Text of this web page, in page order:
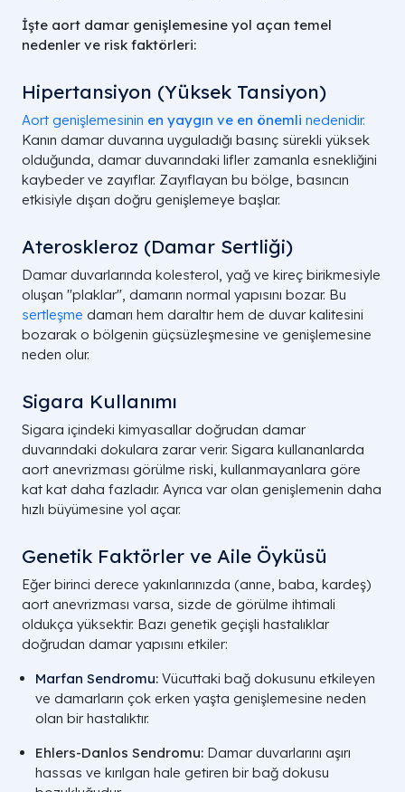
İşte aort damar genişlemesine yol açan temel
nedenler ve risk faktörleri:
Hipertansiyon (Yüksek Tansiyon)
Aort genişlemesinin en yaygın ve en önemli nedenidir.
Kanın damar duvarına uyguladığı basınç sürekli yüksek
olduğunda, damar duvarındaki lifler zamanla esnekliğini
kaybeder ve zayıflar. Zayıflayan bu bölge, basıncın
etkisiyle dışarı doğru genişlemeye başlar.
Ateroskleroz (Damar Sertliği)
Damar duvarlarında kolesterol, yağ ve kireç birikmesiyle
oluşan "plaklar", damarın normal yapısını bozar. Bu
sertleşme damarı hem daraltır hem de duvar kalitesini
bozarak o bölgenin güçsüzleşmesine ve genişlemesine
neden olur.
Sigara Kullanımı
Sigara içindeki kimyasallar doğrudan damar
duvarındaki dokulara zarar verir. Sigara kullananlarda
aort anevrizması görülme riski, kullanmayanlara göre
kat kat daha fazladır. Ayrıca var olan genişlemenin daha
hızlı büyümesine yol açar.
Genetik Faktörler ve Aile Öyküsü
Eğer birinci derece yakınlarınızda (anne, baba, kardeş)
aort anevrizması varsa, sizde de görülme ihtimali
oldukça yüksektir. Bazı genetik geçişli hastalıklar
doğrudan damar yapısını etkiler:
Marfan Sendromu: Vücuttaki bağ dokusunu etkileyen
ve damarların çok erken yaşta genişlemesine neden
olan bir hastalıktır.
Ehlers-Danlos Sendromu: Damar duvarlarını aşırı
hassas ve kırılgan hale getiren bir bağ dokusu